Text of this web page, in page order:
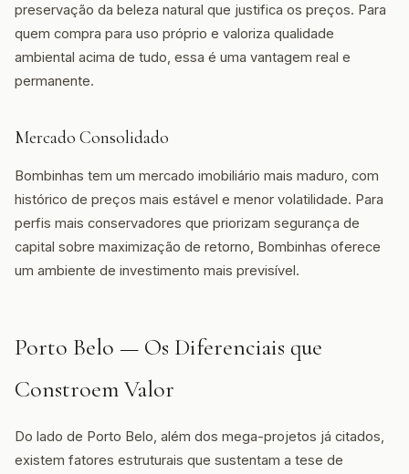
preservação da beleza natural que justifica os preços. Para
quem compra para uso próprio e valoriza qualidade
ambiental acima de tudo, essa é uma vantagem real e
permanente.
Mercado Consolidado
Bombinhas tem um mercado imobiliário mais maduro, com
histórico de preços mais estável e menor volatilidade. Para
perfis mais conservadores que priorizam segurança de
capital sobre maximização de retorno, Bombinhas oferece
um ambiente de investimento mais previsível.
Porto Belo — Os Diferenciais que
Constroem Valor
Do lado de Porto Belo, além dos mega-projetos já citados,
existem fatores estruturais que sustentam a tese de